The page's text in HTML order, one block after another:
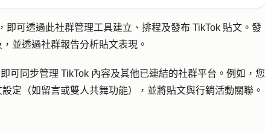
即可透過此社群管理工具建立、排程及發布 TikTok 貼文。發
並透過社群報告分析貼文表現。
可同步管理 TikTok 內容及其他已連結的社群平台。例如，您
定（如留言或雙人共舞功能），並將貼文與行銷活動關聯。